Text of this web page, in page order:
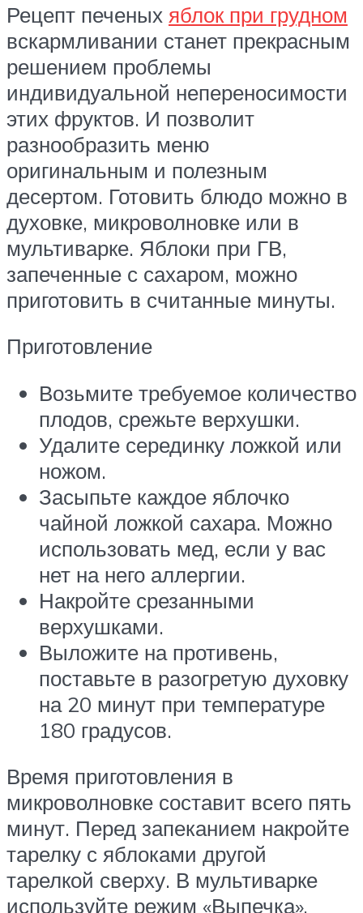
Рецепт печеных яблок при грудном
вскармливании станет прекрасным
решением проблемы
индивидуальной непереносимости
этих фруктов. И позволит
разнообразить меню
оригинальным и полезным
десертом. Готовить блюдо можно в
духовке, микроволновке или в
мультиварке. Яблоки при ГВ,
запеченные с сахаром, можно
приготовить в считанные минуты.
Приготовление
Возьмите требуемое количество
плодов, срежьте верхушки.
Удалите серединку ложкой или
ножом.
Засыпьте каждое яблочко
чайной ложкой сахара. Можно
использовать мед, если у вас
нет на него аллергии.
Накройте срезанными
верхушками.
Выложите на противень,
поставьте в разогретую духовку
на 20 минут при температуре
180 градусов.
Время приготовления в
микроволновке составит всего пять
минут. Перед запеканием накройте
тарелку с яблоками другой
тарелкой сверху. В мультиварке
используйте режим «Выпечка».